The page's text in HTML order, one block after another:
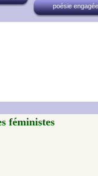
poésie engagée
féministes